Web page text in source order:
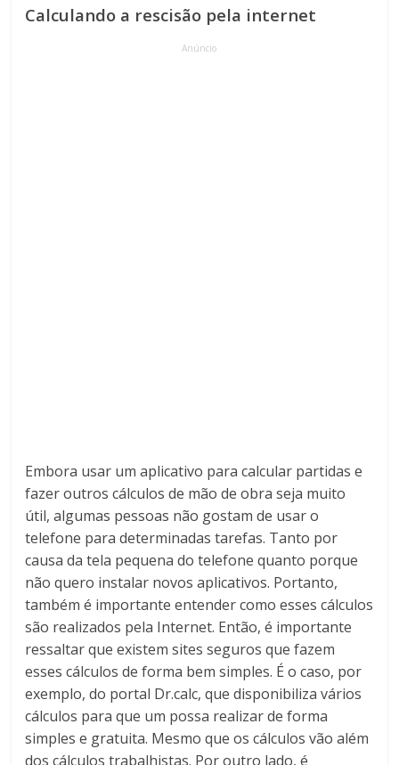
Calculando a rescisão pela internet
Anúncio
Embora usar um aplicativo para calcular partidas e
fazer outros cálculos de mão de obra seja muito
útil, algumas pessoas não gostam de usar o
telefone para determinadas tarefas. Tanto por
causa da tela pequena do telefone quanto porque
não quero instalar novos aplicativos. Portanto,
também é importante entender como esses cálculos
são realizados pela Internet. Então, é importante
ressaltar que existem sites seguros que fazem
esses cálculos de forma bem simples. É o caso, por
exemplo, do portal Dr.calc, que disponibiliza vários
cálculos para que um possa realizar de forma
simples e gratuita. Mesmo que os cálculos vão além
dos cálculos trabalhistas. Por outro lado, é